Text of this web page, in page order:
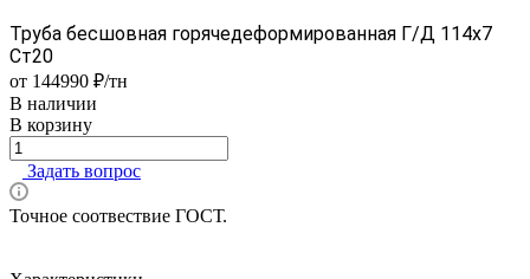
Труба бесшовная горячедеформированная Г/Д 114х7
Ст20
от 144990 ₽/тн
В наличии
В корзину
Задать вопрос
Точное соотвествие ГОСТ.